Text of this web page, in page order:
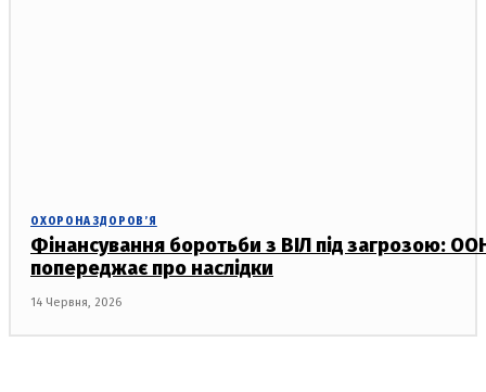
ОХОРОНА ЗДОРОВ’Я
Фінансування боротьби з ВІЛ під загрозою:
попереджає про наслідки
14 Червня, 2026